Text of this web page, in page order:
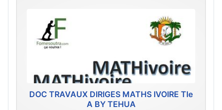
DOC TRAVAUX DIRIGES MATHS IVOIRE Tle
A BY TEHUA